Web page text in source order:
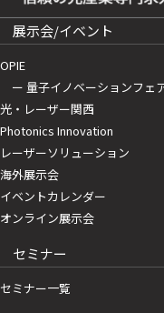
展示会/イベント
OPIE
ー 量子イノベーションフェ
光・レーザー関西
Photonics Innovation
レーザーソリューション
海外展示会
イベントカレンダー
オンライン展示会
セミナー
セミナー一覧